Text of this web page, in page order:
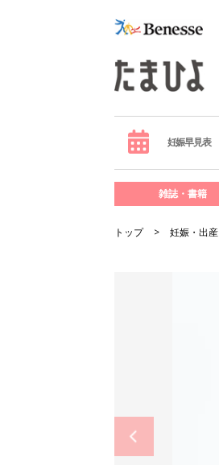
妊娠早見表
雑誌・書籍
トップ 妊娠・出産